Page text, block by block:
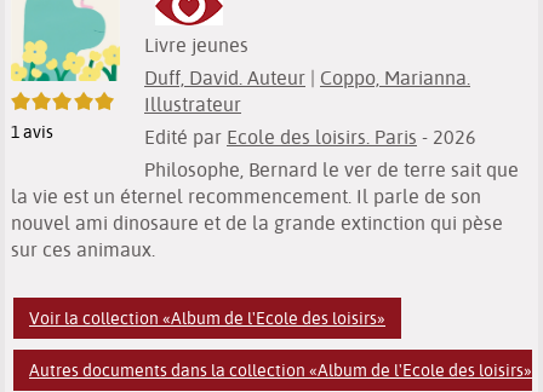
5/5
1avis
Livre jeunes
Duff, David. Auteur | Coppo, Marianna.
Illustrateur
Edité par Ecole des loisirs. Paris - 2026
Philosophe, Bernard le ver de terre sait que
la vie est un éternel recommencement. Il parle de son
nouvel ami dinosaure et de la grande extinction qui pèse
sur ces animaux.
Voir la collection «Album de l'Ecole des loisirs»
Autres documents dans la collection «Album de l'Ecole des loisirs»